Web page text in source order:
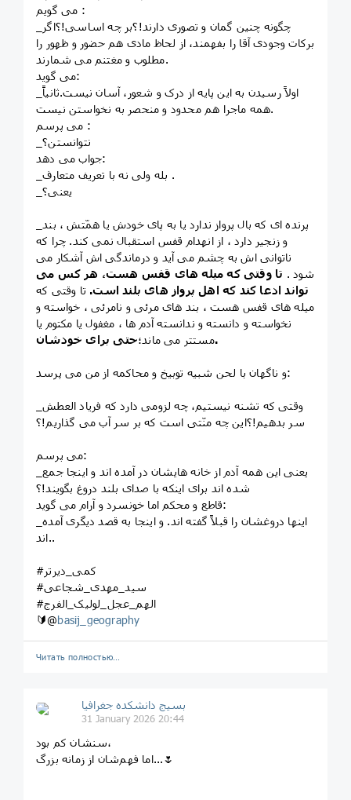
می گویم :
برکات وجودی آقا را بفهمند، از لحاظ مادی هم حضور و ظهور را
مطلوب و مغتنم می شمارند.
می گوید:
_اولاً رسیدن به این پایه از درک و شعور، آسان نیست.ثانیاً
همه ماجرا هم محدود و منحصر به نخواستن نیست.
می پرسم :
_نتوانستن؟
جواب می دهد:
_بله ولی نه با تعریف متعارف .
_یعنی؟
و زنجیر دارد ، از انهدام قفس استقبال نمی کند. چرا که
ناتوانی اش به چشم می آید و درماندگی اش آشکار می
شود . تا وقتی که میله های قفس هست، هر کس می
تواند ادعا کند که اهل پرواز های بلند است. تا وقتی که
میله های قفس هست ، بند های مرئی و نامرئی ، خواسته و
نخواسته و دانسته و ندانسته آدم ها ، مغفول یا مکتوم یا
مستتر می ماند؛حتی برای خودشان.
و ناگهان با لحن شبیه توبیخ و محاکمه از من می پرسد:
_وقتی که تشنه نیستیم، چه لزومی دارد که فریاد العطش
سر بدهیم!؟این چه منّتی است که بر سر آب می گذاریم!؟
می پرسم:
_یعنی این همه آدم از خانه هایشان در آمده اند و اینجا جمع
شده اند برای اینکه با صدای بلند دروغ بگویند!؟
قاطع و محکم اما خونسرد و آرام می گوید:
_اینها دروغشان را قبلاً گفته اند‌. و اینجا به قصد دیگری آمده
اند..
#کمی_دیرتر
#سید_مهدی_شجاعی
#الهم_عجل_لولیک_الفرج
🔰@basij_geography
Читать полностью…
بسیج دانشکده‌ جغرافیا
31 January 2026 20:44
سنشان کم بود،
اما فهم‌شان از زمانه بزرگ...🌷